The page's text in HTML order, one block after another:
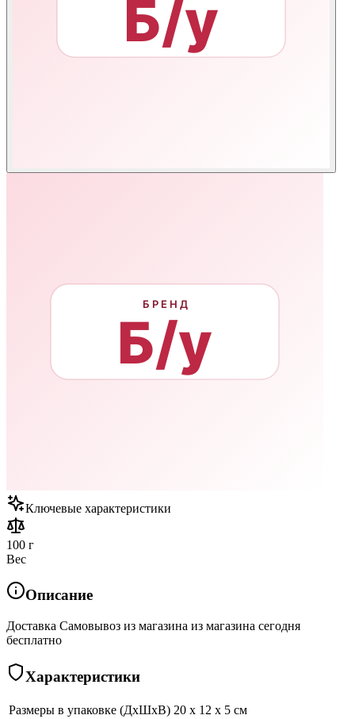
Ключевые характеристики
100 г
Вес
Описание
Доставка Самовывоз из магазина из магазина сегодня
бесплатно
Характеристики
Размеры в упаковке (ДхШхВ) 20 x 12 x 5 см